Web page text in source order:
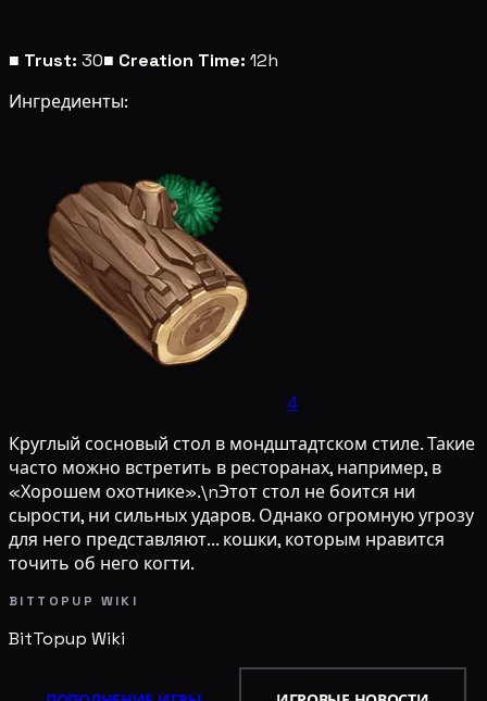
■ Trust: 30■ Creation Time: 12h
Ингредиенты:
4
Круглый сосновый стол в мондштадтском стиле. Такие
часто можно встретить в ресторанах, например, в
«Хорошем охотнике».\nЭтот стол не боится ни
сырости, ни сильных ударов. Однако огромную угрозу
для него представляют... кошки, которым нравится
точить об него когти.
BITTOPUP WIKI
BitTopup Wiki